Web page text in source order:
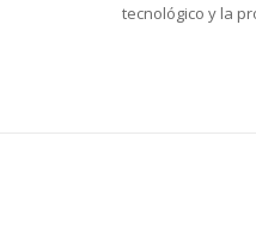
tecnológico y la